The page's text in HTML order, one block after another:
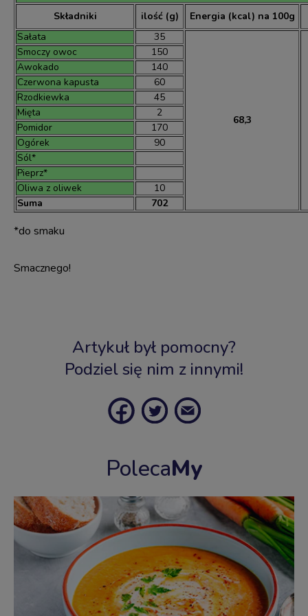
*do smaku
Składniki
ilość (g)
Energia (kcal) na 100g
Sałata
35
68,3
Smoczy owoc
150
Awokado
140
Czerwona kapusta
60
Rzodkiewka
45
Mięta
2
Pomidor
170
Ogórek
90
Sól*
Pieprz*
Oliwa z oliwek
10
Suma
702
Smacznego!
Artykuł był pomocny?
Podziel się nim z innymi!
PolecaMy